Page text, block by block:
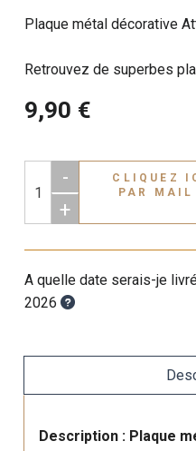
Plaque métal décorative
Retrouvez de superbes
9,90 €
-
+
CLIQUEZ ICI POUR
PAR MAIL
A quelle date serais-je
2026
Description : Plaque